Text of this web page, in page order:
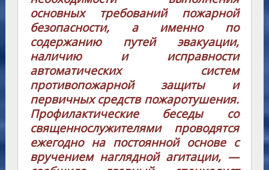
основных требований пожарной
безопасности, а именно по
содержанию путей эвакуации,
наличию и исправности
автоматических систем
противопожарной защиты и
первичных средств пожаротушения.
Профилактические беседы со
священнослужителями проводятся
ежегодно на постоянной основе с
вручением наглядной агитации, —